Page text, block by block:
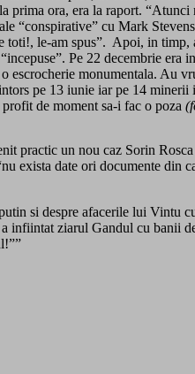
prima ora, era la raport.
“conspirative” cu Mark
le-am spus”. Apoi, in
Pe 22 decembrie
escrocherie monumentala.
pe 13 iunie iar pe 14
de moment sa-i fac o poza
practic un nou caz Sorin
exista date ori documente din
si despre afacerile lui Vintu
a infiintat ziarul Gandul cu